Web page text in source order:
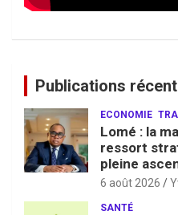
Publications
ECONOMIE
Lomé : la
ressort
pleine
6 août 2026
SANTÉ